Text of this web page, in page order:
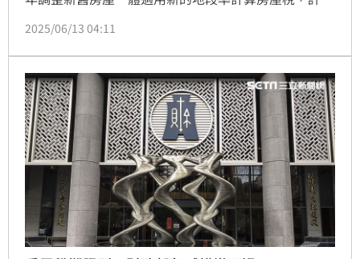
務局長姚世昌，他特別說明了其中緣由，並說明桃園地
2025/06/13 04:11